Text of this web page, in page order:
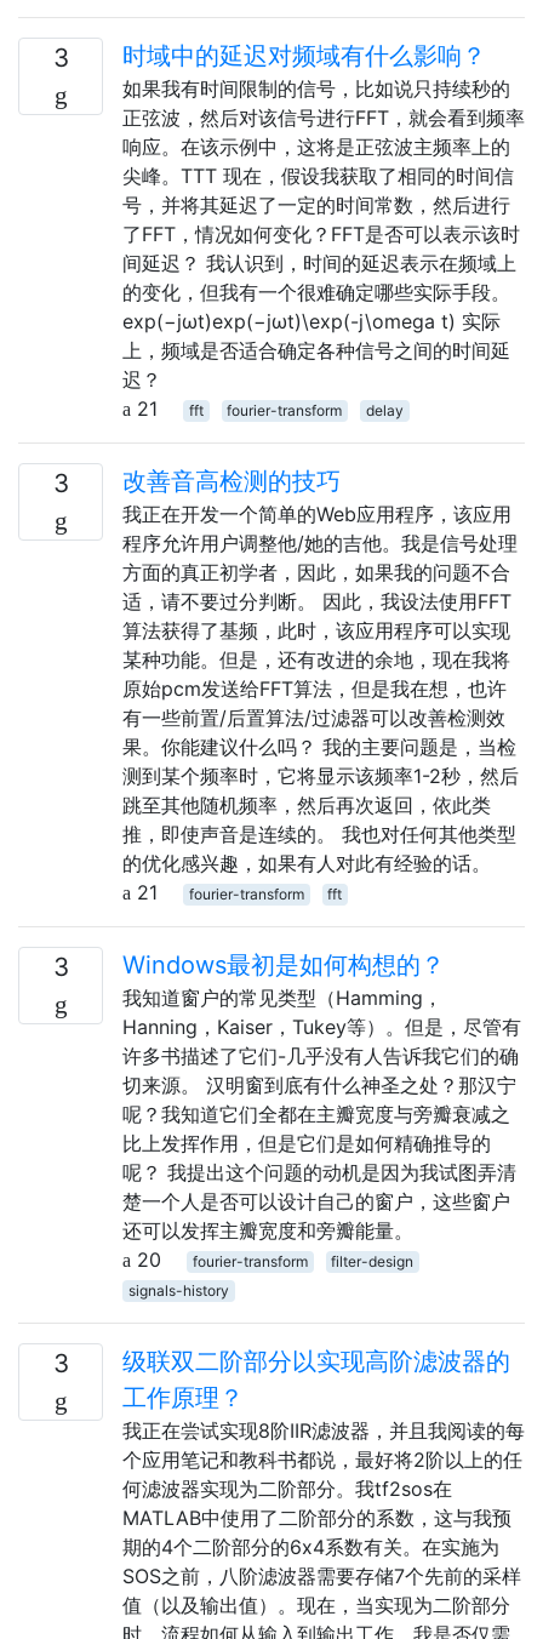
3 时域中的延迟对频域有什么影响？
如果我有时间限制的信号，比如说只持续秒的
正弦波，然后对该信号进行FFT，就会看到频率
响应。在该示例中，这将是正弦波主频率上的
尖峰。TTT 现在，假设我获取了相同的时间信
号，并将其延迟了一定的时间常数，然后进行
了FFT，情况如何变化？FFT是否可以表示该时
间延迟？ 我认识到，时间的延迟表示在频域上
的变化，但我有一个很难确定哪些实际手段。
exp(−jωt)exp⁡(−jωt)\exp(-j\omega t) 实际
上，频域是否适合确定各种信号之间的时间延
迟？
21
fft fourier-transform delay
3 改善音高检测的技巧
我正在开发一个简单的Web应用程序，该应用
程序允许用户调整他/她的吉他。我是信号处理
方面的真正初学者，因此，如果我的问题不合
适，请不要过分判断。 因此，我设法使用FFT
算法获得了基频，此时，该应用程序可以实现
某种功能。但是，还有改进的余地，现在我将
原始pcm发送给FFT算法，但是我在想，也许
有一些前置/后置算法/过滤器可以改善检测效
果。你能建议什么吗？ 我的主要问题是，当检
测到某个频率时，它将显示该频率1-2秒，然后
跳至其他随机频率，然后再次返回，依此类
推，即使声音是连续的。 我也对任何其他类型
的优化感兴趣，如果有人对此有经验的话。
21
fourier-transform fft
3 Windows最初是如何构想的？
我知道窗户的常见类型（Hamming，
Hanning，Kaiser，Tukey等）。但是，尽管有
许多书描述了它们-几乎没有人告诉我它们的确
切来源。 汉明窗到底有什么神圣之处？那汉宁
呢？我知道它们全都在主瓣宽度与旁瓣衰减之
比上发挥作用，但是它们是如何精确推导的
呢？ 我提出这个问题的动机是因为我试图弄清
楚一个人是否可以设计自己的窗户，这些窗户
还可以发挥主瓣宽度和旁瓣能量。
20
fourier-transform
filter-design
signals-history
3
级联双二阶部分以实现高阶滤波器的
工作原理？
我正在尝试实现8阶IIR滤波器，并且我阅读的每
个应用笔记和教科书都说，最好将2阶以上的任
何滤波器实现为二阶部分。我tf2sos在
MATLAB中使用了二阶部分的系数，这与我预
期的4个二阶部分的6x4系数有关。在实施为
SOS之前，八阶滤波器需要存储7个先前的采样
值（以及输出值）。现在，当实现为二阶部分
时，流程如何从输入到输出工作，我是否仅需